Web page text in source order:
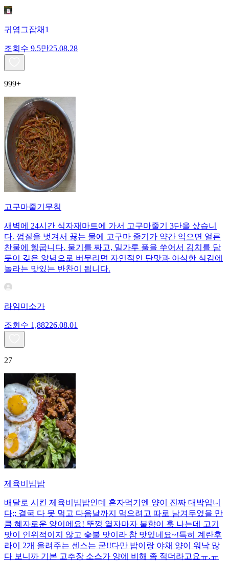
귀염그잡채1
조회수 9.5만25.08.28
999+
고구마줄기무침
새벽에 24시간 식자재마트에 가서 고구마줄기 3단을 샀습니
다. 껍질을 벗겨서 끓는 물에 고구마 줄기가 약간 익으면 얼른
찬물에 헹굽니다. 물기를 짜고, 밀가루 풀을 쑤어서 김치를 담
듯이 갖은 양념으로 버무리면 자연적인 단맛과 아삭한 식감에
놀라는 맛있는 반찬이 됩니다.
라임미소가
조회수 1,88226.08.01
27
제육비빔밥
배달로 시킨 제육비빔밥인데 혼자먹기엔 양이 진짜 대박입니
다;; 결국 다 못 먹고 다음날까지 먹으려고 따로 남겨두었을 만
큼 혜자로운 양이에요! 뚜껑 열자마자 불향이 훅 나는데 고기
맛이 인위적이지 않고 숯불 맛이라 참 맛있네요~!특히 계란후
라이 2개 올려주는 센스는 굳!! ​다만 밥이랑 야채 양이 워낙 많
다 보니까 기본 고추장 소스가 양에 비해 좀 적더라고요ㅠ.ㅠ